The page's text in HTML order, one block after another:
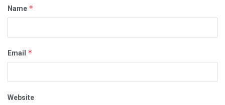
Name *
Email *
Website